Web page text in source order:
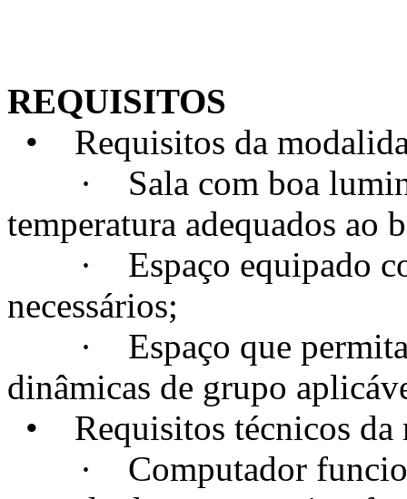
REQUISITOS
• Requisitos da
· Sala com boa
temperatura adequados ao
· Espaço equipado
necessários;
· Espaço que permita
dinâmicas de grupo
• Requisitos técnicos da
· Computador